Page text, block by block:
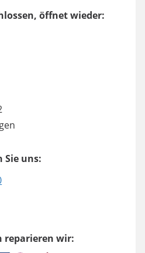
öffnet wieder:
uns:
reparieren wir: